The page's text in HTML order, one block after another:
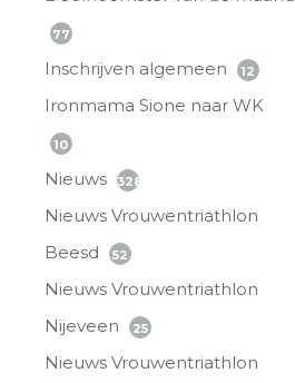
77
Inschrijven algemeen 12
Ironmama Sione naar WK
10
Nieuws 328
Nieuws Vrouwentriathlon
Beesd
52
Nieuws Vrouwentriathlon
Nijeveen
25
Nieuws Vrouwentriathlon